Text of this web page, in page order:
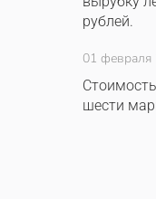
рублей.
01 февраля
шести